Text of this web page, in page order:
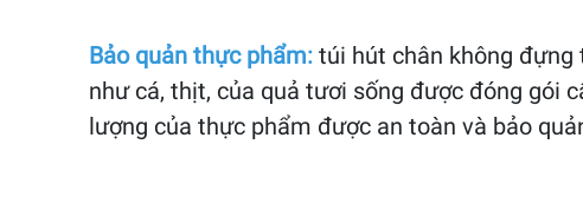
Bảo quản thực phẩm: túi hút chân không
như cá, thịt, của quả tươi sống được đóng gói
lượng của thực phẩm được an toàn và bảo